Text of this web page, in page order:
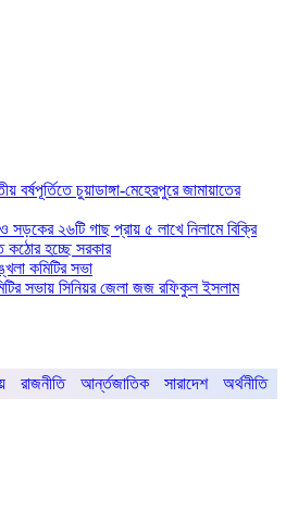
চুয়াডাঙ্গা-মেহেরপুরে জামায়াতের
সড়কের ২৬টি গাছ প্রায় ৫ লাখে নিলামে বিক্রি
কঠোর হচ্ছে সরকার
কমিটির সভা
সভায় সিনিয়র জেলা জজ রফিকুল ইসলাম
রাজনীতি আর্ন্তজাতিক সারাদেশ অর্থনীতি